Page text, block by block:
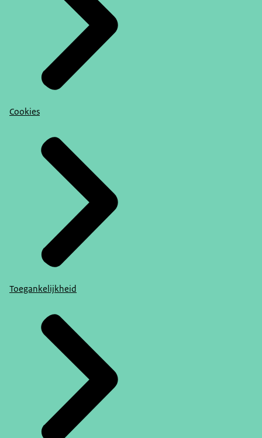
Cookies
Toegankelijkheid